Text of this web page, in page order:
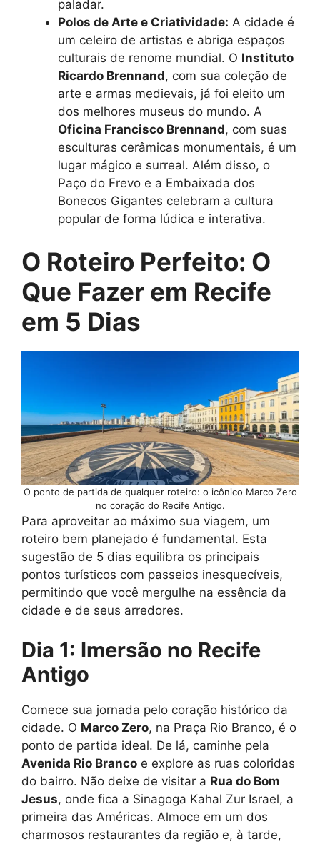
paladar.
Polos de Arte e Criatividade: A cidade é
um celeiro de artistas e abriga espaços
culturais de renome mundial. O Instituto
Ricardo Brennand, com sua coleção de
arte e armas medievais, já foi eleito um
dos melhores museus do mundo. A
Oficina Francisco Brennand, com suas
esculturas cerâmicas monumentais, é um
lugar mágico e surreal. Além disso, o
Paço do Frevo e a Embaixada dos
Bonecos Gigantes celebram a cultura
popular de forma lúdica e interativa.
O Roteiro Perfeito: O
Que Fazer em Recife
em 5 Dias
O ponto de partida de qualquer roteiro: o icônico Marco Zero
no coração do Recife Antigo.
Para aproveitar ao máximo sua viagem, um
roteiro bem planejado é fundamental. Esta
sugestão de 5 dias equilibra os principais
pontos turísticos com passeios inesquecíveis,
permitindo que você mergulhe na essência da
cidade e de seus arredores.
Dia 1: Imersão no Recife
Antigo
Comece sua jornada pelo coração histórico da
cidade. O Marco Zero, na Praça Rio Branco, é o
ponto de partida ideal. De lá, caminhe pela
Avenida Rio Branco e explore as ruas coloridas
do bairro. Não deixe de visitar a Rua do Bom
Jesus, onde fica a Sinagoga Kahal Zur Israel, a
primeira das Américas. Almoce em um dos
charmosos restaurantes da região e, à tarde,